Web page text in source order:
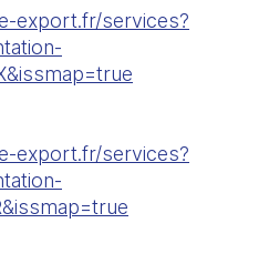
export.fr/services?
export.fr/services?